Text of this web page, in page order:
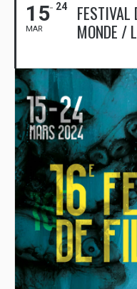
15
MAR
24
FESTIVAL
MONDE /